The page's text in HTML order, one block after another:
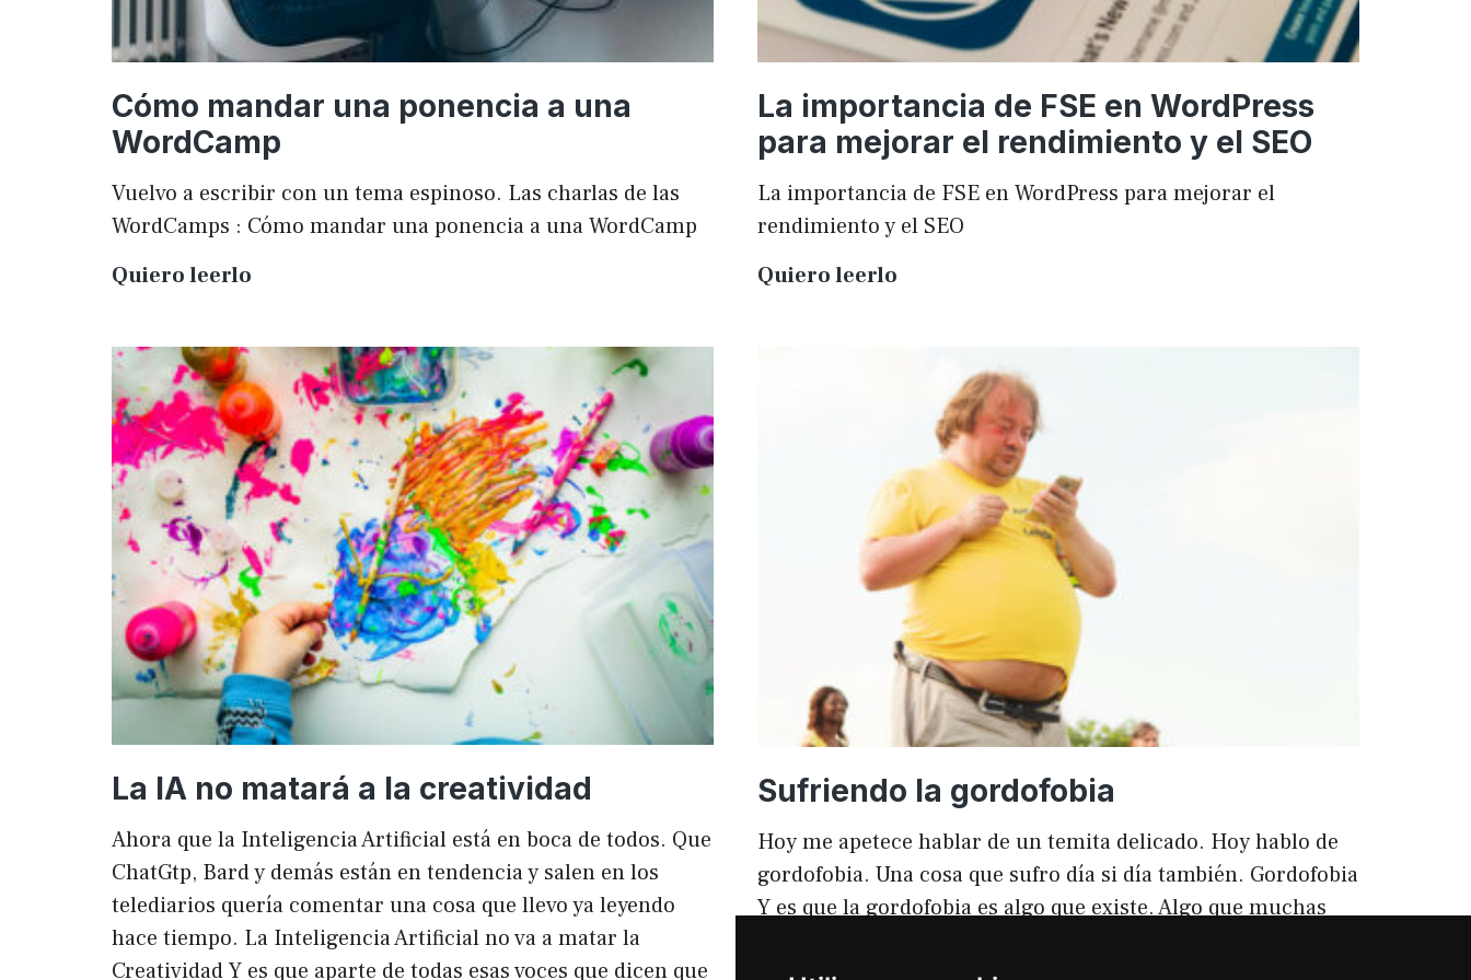
Cómo mandar una ponencia a una
WordCamp
Vuelvo a escribir con un tema espinoso. Las charlas de las
WordCamps : Cómo mandar una ponencia a una WordCamp
Quiero leerlo
una
ponencia
a
una
WordCamp
La importancia de FSE en WordPress
para mejorar el rendimiento y el SEO
La importancia de FSE en WordPress para mejorar el
rendimiento y el SEO
Quiero leerlo
WordPress
para
mejorar
el
rendimiento
el
SEO
La IA no matará a la creatividad
Ahora que la Inteligencia Artificial está en boca de todos. Que
ChatGtp, Bard y demás están en tendencia y salen en los
telediarios quería comentar una cosa que llevo ya leyendo
hace tiempo. La Inteligencia Artificial no va a matar la
Creatividad Y es que aparte de todas esas voces que dicen que
Sufriendo la gordofobia
Hoy me apetece hablar de un temita delicado. Hoy hablo de
gordofobia. Una cosa que sufro día si día también. Gordofobia
Y es que la gordofobia es algo que existe. Algo que muchas
igual que en el anuncio). Nos están vendiendo siempre unos